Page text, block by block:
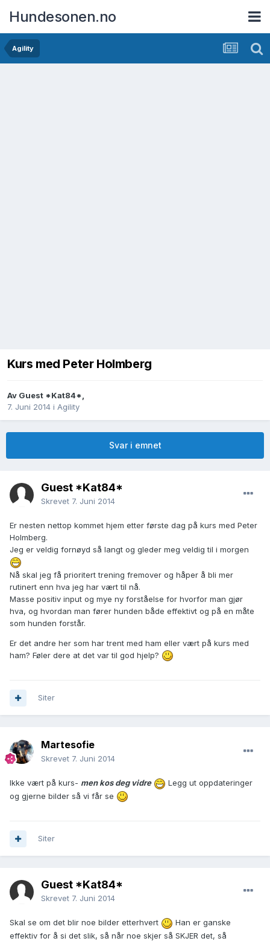
Hundesonen.no
Agility
Kurs med Peter Holmberg
Av Guest *Kat84*,
7. Juni 2014 i Agility
Svar i emnet
Guest *Kat84*
Skrevet 7. Juni 2014
Er nesten nettop kommet hjem etter første dag på kurs med Peter
Holmberg.
Jeg er veldig fornøyd så langt og gleder meg veldig til i morgen
Nå skal jeg få prioritert trening fremover og håper å bli mer
rutinert enn hva jeg har vært til nå.
Masse positiv input og mye ny forståelse for hvorfor man gjør
hva, og hvordan man fører hunden både effektivt og på en måte
som hunden forstår.
Er det andre her som har trent med ham eller vært på kurs med
ham? Føler dere at det var til god hjelp?
Siter
Martesofie
Skrevet 7. Juni 2014
Ikke vært på kurs- men kos deg vidre
Legg ut oppdateringer
og gjerne bilder så vi får se
Siter
Guest *Kat84*
Skrevet 7. Juni 2014
Skal se om det blir noe bilder etterhvert
Han er ganske
effektiv for å si det slik, så når noe skjer så SKJER det, så